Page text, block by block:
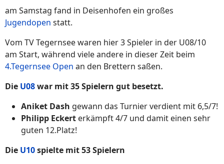
am Samstag fand in Deisenhofen ein großes
Jugendopen statt.
Vom TV Tegernsee waren hier 3 Spieler in der U08/10
am Start, während viele andere in dieser Zeit beim
4.Tegernsee Open an den Brettern saßen.
Die U08war mit 35 Spielern gut besetzt.
Aniket Dash gewann das Turnier verdient mit 6,5/7!
Philipp Eckert erkämpft 4/7 und damit einen sehr
guten 12.Platz!
Die U10spielte mit 53 Spielern